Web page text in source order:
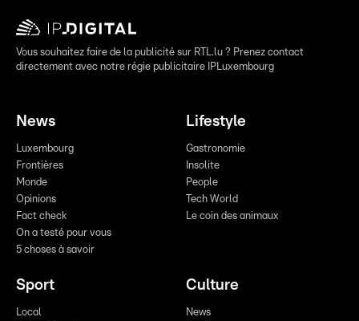
Vous souhaitez faire de la publicité sur RTL.lu ? Prenez contact
directement avec notre régie publicitaire IPLuxembourg
News
Luxembourg
Frontières
Monde
Opinions
Fact check
On a testé pour vous
5 choses à savoir
Lifestyle
Gastronomie
Insolite
People
Tech World
Le coin des animaux
Sport
Local
Culture
News